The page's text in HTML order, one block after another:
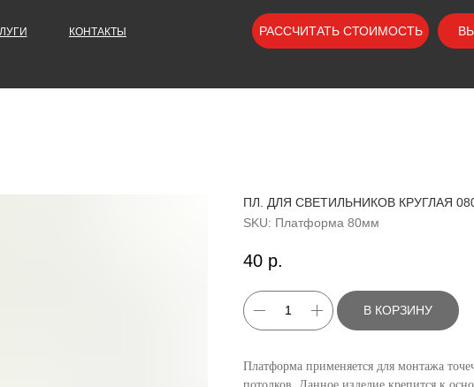
КОНТАКТЫ РАССЧИТАТЬ СТОИМОСТЬ
ПЛ. ДЛЯ СВЕТИЛЬНИКОВ КРУГЛАЯ
SKU: Платформа 80мм
40 р.
В КОРЗИНУ
Платформа применяется для монтажа